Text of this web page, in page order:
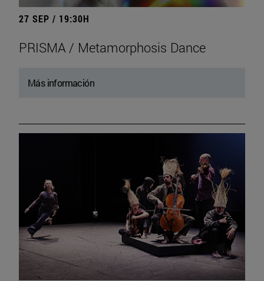
27 SEP / 19:30H
PRISMA / Metamorphosis Dance
Más información